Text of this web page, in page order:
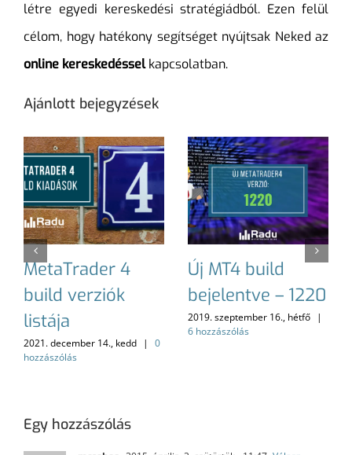
létre egyedi kereskedési stratégiádból. Ezen felül
célom, hogy hatékony segítséget nyújtsak Neked az
online kereskedésselkapcsolatban.
Ajánlott bejegyzések
MetaTrader 4
build verziók
listája
2021. december 14., kedd |
0
hozzászólás
Új MT4 build
bejelentve – 1220
2019. szeptember 16., hétfő |
6 hozzászólás
Egy hozzászólás